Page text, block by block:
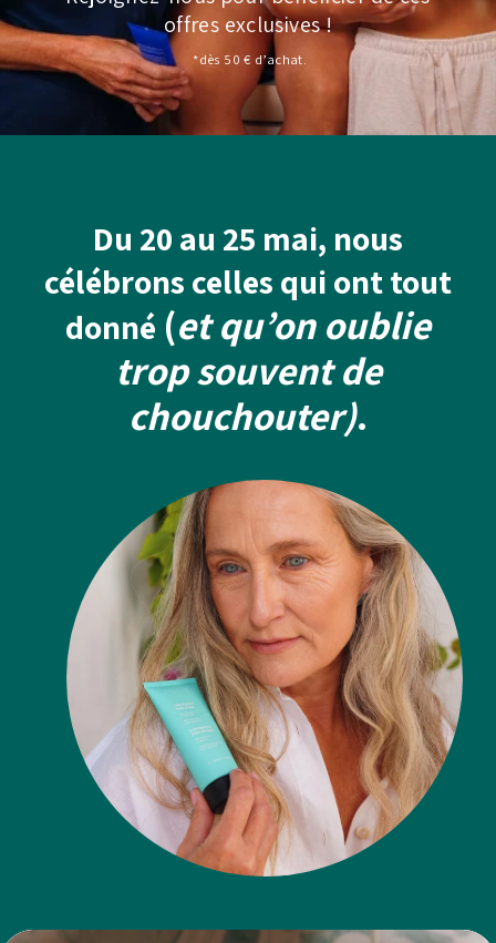
offres exclusives !
*dès 50 € d’achat.
Du 20 au 25 mai, nous
célébrons celles qui ont tout
donné (et qu’on oublie
trop souvent de
chouchouter).